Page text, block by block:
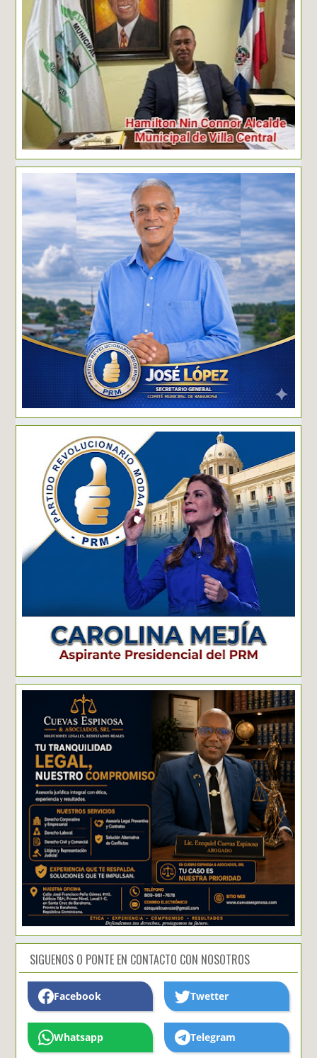
SIGUENOS O PONTE EN CONTACTO CON NOSOTROS
Facebook Twetter
Whatsapp Telegram